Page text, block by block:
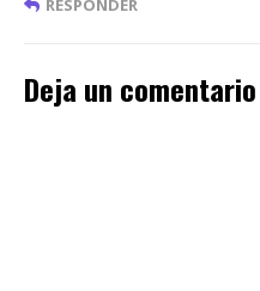
Deja un comentario